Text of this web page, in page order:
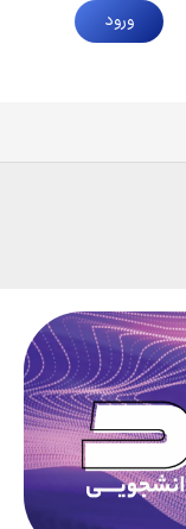
ورود